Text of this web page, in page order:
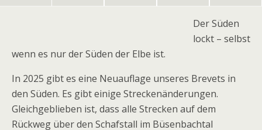
Der Süden
lockt – selbst
wenn es nur der Süden der Elbe ist.
In 2025 gibt es eine Neuauflage unseres Brevets in
den Süden. Es gibt einige Streckenänderungen.
Gleichgeblieben ist, dass alle Strecken auf dem
Rückweg über den Schafstall im Büsenbachtal